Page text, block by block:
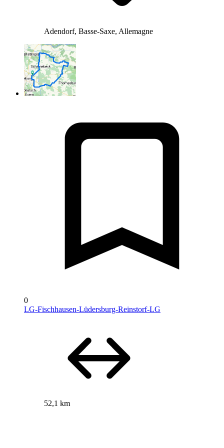
Adendorf, Basse-Saxe, Allemagne
0
LG-Fischhausen-Lüdersburg-Reinstorf-LG
52,1 km